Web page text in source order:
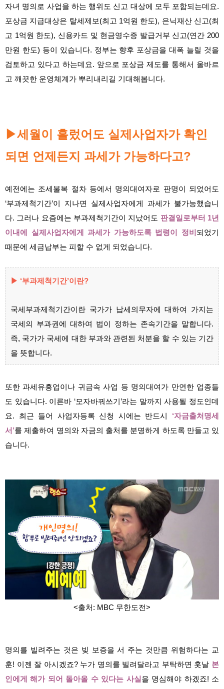
자녀 명의로 사업을 하는 행위도 신고 대상에 모두 포함되는데요.
포상금 지급대상은 탈세제보(최고 1억원 한도), 은닉재산 신고(최
고 1억원 한도), 신용카드 및 현금영수증 발급거부 신고(연간 200
만원 한도) 등이 있습니다. 정부는 향후 포상금을 대폭 늘릴 것을
검토하고 있다고 하는데요. 앞으로 포상금 제도를 통해서 올바르
고 깨끗한 운영체계가 뿌리내리길 기대해봅니다.
▶세월이 흘렀어도 실제사업자가 확인
되면 언제든지 과세가 가능하다고?
예전에는 조세불복 절차 등에서 명의대여자로 판명이 되었어도
‘부과제척기간’이 지나면 실제사업자에게 과세가 불가능했습니
다. 그러나 요즘에는 부과제척기간이 지났어도 판결일로부터 1년
이내에 실제사업자에게 과세가 가능하도록 법령이 정비 되었기
때문에 세금납부는 피할 수 없게 되었습니다.
▶ ‘부과제척기간’이란?
국세부과제척기간이란 국가가 납세의무자에 대하여 가지는
국세의 부과권에 대하여 법이 정하는 존속기간을 말합니다.
즉, 국가가 국세에 대한 부과와 관련된 처분을 할 수 있는 기간
을 뜻합니다.
또한 과세유흥업이나 귀금속 사업 등 명의대여가 만연한 업종들
도 있습니다. 이른바 ‘모자바꿔쓰기’라는 말까지 사용될 정도인데
요. 최근 들어 사업자등록 신청 시에는 반드시
‘자금출처명세
서’를 제출하여 명의와 자금의 출처를 분명하게 하도록 만들고 있
습니다.
<출처: MBC 무한도전>
명의를 빌려주는 것은 빚 보증을 서 주는 것만큼 위험하다는 교
훈! 이젠 잘 아시겠죠? 누가 명의를 빌려달라고 부탁하면 훗날 본
인에게 해가 되어 돌아올 수 있다는 사실 을 명심해야 하겠죠! 소